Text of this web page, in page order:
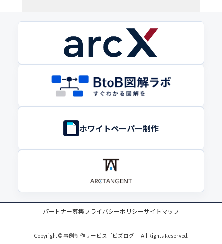
パートナー募集プライバシーポリシーサイトマップ
ホワイトペーパー制作
Copyright © 事例制作サービス「ビズログ」 All Rights Reserved.